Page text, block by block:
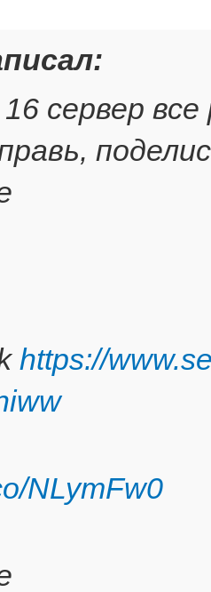
сервер
https://
NLymFw0